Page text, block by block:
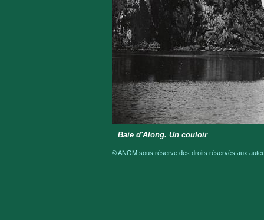
Baie d'Along. Un couloir
© ANOM sous réserve des droits réservés aux